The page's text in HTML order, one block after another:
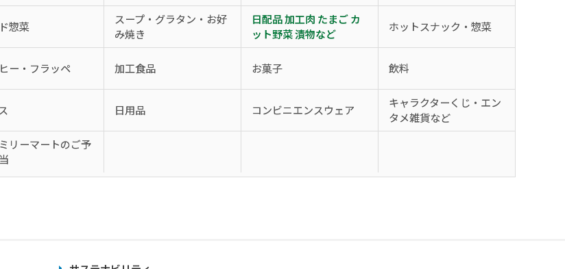
惣菜
スープ・グラタン・お好
み焼き
日配品 加工肉 たまご カ
ット野菜 漬物など
ホットスナック・惣菜
ー・フラッペ 加工食品 お菓子 飲料
日用品 コンビニエンスウェア
キャラクターくじ・エン
タメ雑貨など
リーマートのご予